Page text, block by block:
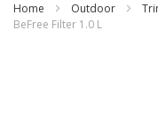
zum
Home Outdoor
BeFree Filter 1.0 L